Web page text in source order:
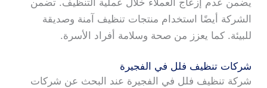
يضمن عدم إزعاج العملاء خلال عملية التنظيف. تضمن
الشركة أيضًا استخدام منتجات تنظيف آمنة وصديقة
للبيئة. كما يعزز من صحة وسلامة أفراد الأسرة.
شركات تنظيف فلل في الفجيرة
شركة تنظيف فلل في الفجيرة عند البحث عن شركات